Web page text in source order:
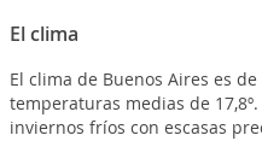
El clima
El clima de Buenos Aires es
temperaturas medias de
inviernos fríos con escasas